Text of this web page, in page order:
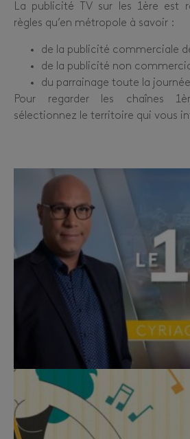
La publicité TV sur les 1ère est
règles qu’en métropole à savoir :
de la publicité commerciale
de la publicité non
du parrainage toute la journée
Pour regarder les chaînes
sélectionnez le territoire qui vous